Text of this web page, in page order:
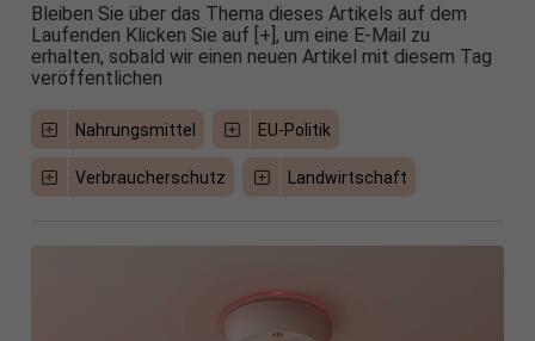
Bleiben Sie über das Thema dieses Artikels auf dem
Laufenden Klicken Sie auf [+], um eine E-Mail zu
erhalten, sobald wir einen neuen Artikel mit diesem Tag
veröffentlichen
Nahrungsmittel EU-Politik
Verbraucherschutz Landwirtschaft